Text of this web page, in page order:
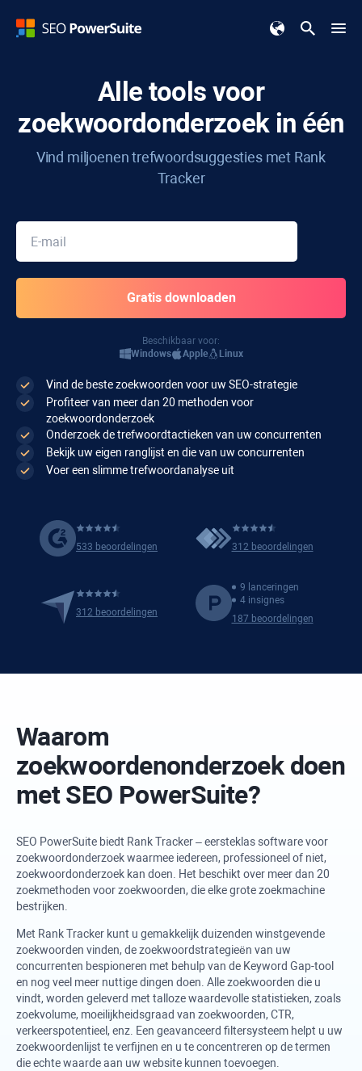
Alle tools voor
zoekwoordonderzoek in één
Vind miljoenen trefwoordsuggesties met Rank
Tracker
Vind de beste zoekwoorden voor uw SEO-strategie
Profiteer van meer dan 20 methoden voor
zoekwoordonderzoek
Onderzoek de trefwoordtactieken van uw concurrenten
Bekijk uw eigen ranglijst en die van uw concurrenten
Voer een slimme trefwoordanalyse uit
Beschikbaar voor:
Windows
Apple Linux
533 beoordelingen 312 beoordelingen
312 beoordelingen
9 lanceringen
4 insignes
187 beoordelingen
Waarom
zoekwoordenonderzoek doen
metSEO PowerSuite?
SEO PowerSuite biedt Rank Tracker– eersteklas software voor
zoekwoordonderzoek waarmee iedereen, professioneel of niet,
zoekwoordonderzoek kan doen. Het beschikt over meer dan 20
zoekmethoden voor zoekwoorden, die elke grote zoekmachine
bestrijken.
Met Rank Tracker kunt u gemakkelijk duizenden winstgevende
zoekwoorden vinden, de zoekwoordstrategieën van uw
concurrenten bespioneren met behulp van de Keyword Gap-tool
en nog veel meer nuttige dingen doen. Alle zoekwoorden die u
vindt, worden geleverd met talloze waardevolle statistieken, zoals
zoekvolume, moeilijkheidsgraad van zoekwoorden, CTR,
verkeerspotentieel, enz. Een geavanceerd filtersysteem helpt u uw
zoekwoordenlijst te verfijnen en u te concentreren op de termen
die echte waarde aan uw website kunnen toevoegen.